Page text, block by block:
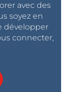
avec des
soyez en
développer
connecter,